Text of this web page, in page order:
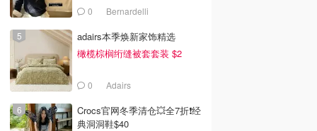
0 Bernardelli
adairs本季焕新家饰精选
橄榄棕榈绗缝被套套装 $2
0 Adairs
Crocs官网冬季清仓💥全7折❗经
典洞洞鞋$40